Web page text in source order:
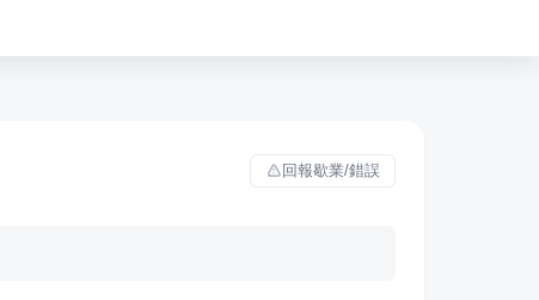
回報歇業/錯誤